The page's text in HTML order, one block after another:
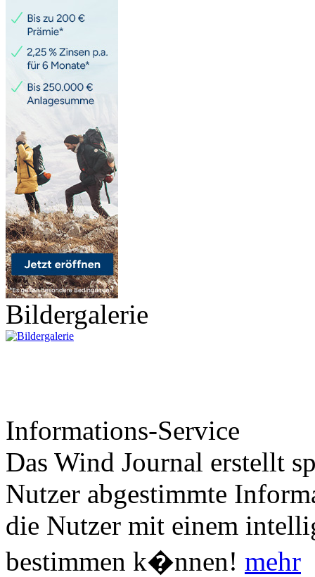
Bildergalerie
Informations-Service
Das Wind Journal erstellt
Nutzer abgestimmte
die Nutzer mit einem
bestimmen k�nnen! mehr